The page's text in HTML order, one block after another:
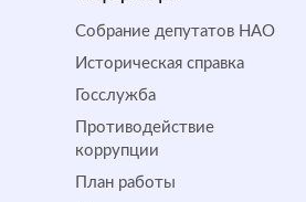
Собрание депутатов НАО
Историческая справка
Госслужба
Противодействие
коррупции
План работы